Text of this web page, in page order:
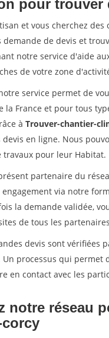
pour trouver
et vous cherchez
de devis et
notre service d'aide
de votre zone
service permet de
la France et pour tous
à Trouver-chantier-
en ligne. Nous
travaux pour leur Habitat.
partenaire du
via notre
la demande validée,
de tous les
devis sont vérifiées
processus qui permet
en contact avec les
notre réseau